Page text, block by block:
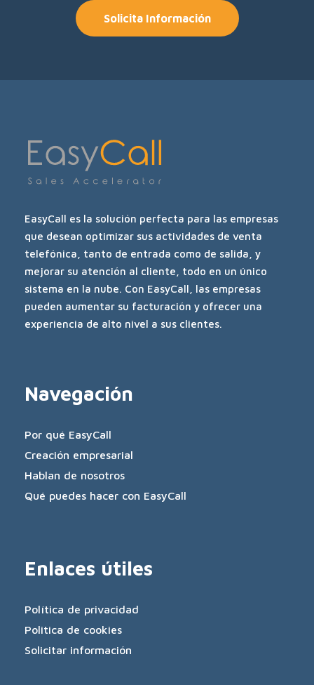
Solicita Información
EasyCall es la solución perfecta para las empresas
que desean optimizar sus actividades de venta
telefónica, tanto de entrada como de salida, y
mejorar su atención al cliente, todo en un único
sistema en la nube. Con EasyCall, las empresas
pueden aumentar su facturación y ofrecer una
experiencia de alto nivel a sus clientes.
Navegación
Por qué EasyCall
Creación empresarial
Hablan de nosotros
Qué puedes hacer con EasyCall
Enlaces útiles
Política de privacidad
Politica de cookies
Solicitar información